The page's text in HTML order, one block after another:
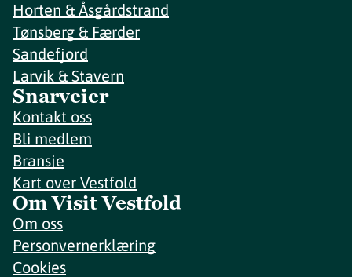
Horten & Åsgårdstrand
Tønsberg & Færder
Sandefjord
Larvik & Stavern
Snarveier
Kontakt oss
Bli medlem
Bransje
Kart over Vestfold
Om Visit Vestfold
Om oss
Personvernerklæring
Cookies